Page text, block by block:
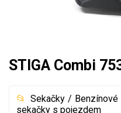
Benzínové sekačky bez
Benzínové sekačky se
Robotické sekačky
Mulčovače
STIGA Combi
Sekačky
sekačky s pojezdem